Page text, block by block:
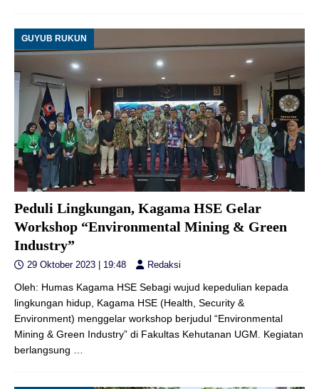
GUYUB RUKUN
Peduli Lingkungan, Kagama HSE Gelar
Workshop “Environmental Mining & Green
Industry”
29 Oktober 2023 | 19:48 Redaksi
Oleh: Humas Kagama HSE Sebagi wujud kepedulian kepada
lingkungan hidup, Kagama HSE (Health, Security &
Environment) menggelar workshop berjudul “Environmental
Mining & Green Industry” di Fakultas Kehutanan UGM. Kegiatan
berlangsung